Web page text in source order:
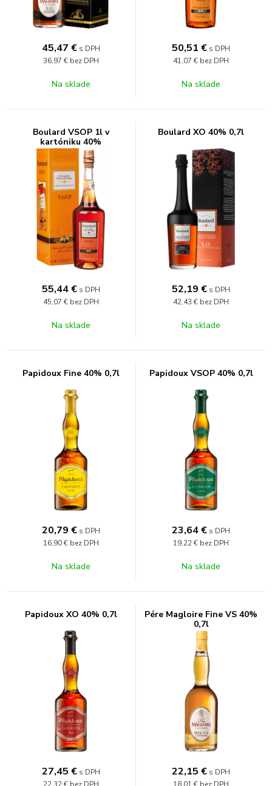
45,47 € s DPH
36,97 € bez DPH
Na sklade
50,51 € s DPH
41,07 € bez DPH
Na sklade
Boulard VSOP 1l v
kartóniku 40%
55,44 € s DPH
45,07 € bez DPH
Na sklade
Boulard XO 40% 0,7l
52,19 € s DPH
42,43 € bez DPH
Na sklade
Papidoux Fine 40% 0,7l
20,79 € s DPH
16,90 € bez DPH
Na sklade
Papidoux VSOP 40% 0,7l
23,64€ s DPH
19,22 € bez DPH
Na sklade
Papidoux XO 40% 0,7l
27,45 € s DPH
Pére Magloire Fine VS 40%
0,7l
22,15 € s DPH